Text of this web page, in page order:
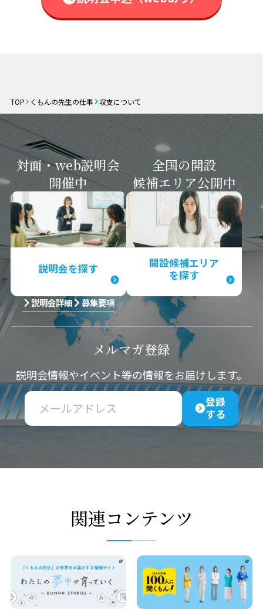
TOP くもんの先生の仕事 収支について
対面・web説明会
開催中
説明会を探す
説明会詳細 募集要項
全国の開設
候補エリア公開中
開設候補エリア
を探す
メルマガ登録
説明会情報やイベント等の情報をお届けします。
登録
する
関連コンテンツ